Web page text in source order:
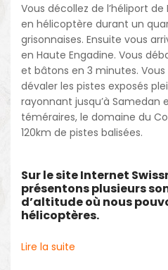
Vous décollez de l’héliport
en hélicoptère durant un
grisonnaises. Ensuite vous
en Haute Engadine. Vous
et bâtons en 3 minutes. Vous
dévaler les pistes exposés
rayonnant jusqu’à Samedan
téméraires, le domaine du
120km de pistes balisées.
Sur le site Internet
présentons plusieurs
d’altitude où nous
hélicoptères.
Lire la suite